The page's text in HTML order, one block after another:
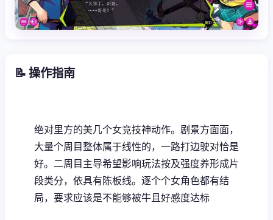
📝 操作指南
绝对里方的美几个女竞技神动作。剧景方面面，
大量个周目整体属于线性的，一路打边驶对恰是
好。二周目主导希望影响玩法按及强度养形成片
段类分，依具有陈板线。逐个个女角色都有结
局，要求应该是不能够被牛且好感度达标